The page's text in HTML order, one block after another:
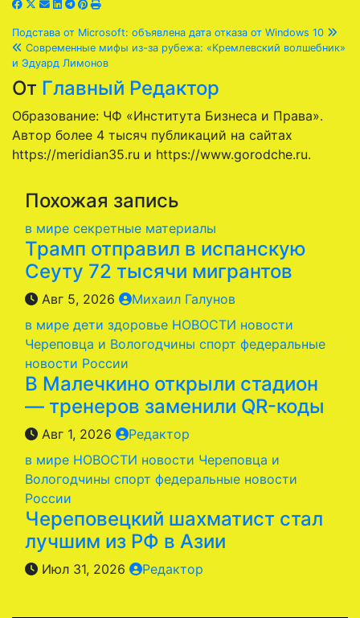
Навигация
по
записям
Подстава от Microsoft: объявлена дата отказа от Windows 10
Современные мифы из-за рубежа: «Кремлевский волшебник»
и Эдуард Лимонов
От Главный Редактор
Образование: ЧФ «Института Бизнеса и Права».
Автор более 4 тысяч публикаций на сайтах
https://meridian35.ru и https://www.gorodche.ru.
Похожая запись
в мире секретные материалы
Трамп отправил в испанскую
Сеуту 72 тысячи мигрантов
Авг 5, 2026
Михаил Галунов
в мире дети здоровье НОВОСТИ новости
Череповца и Вологодчины спорт федеральные
новости России
В Малечкино открыли стадион
— тренеров заменили QR-коды
Авг 1, 2026
Редактор
в мире НОВОСТИ новости Череповца и
Вологодчины спорт федеральные новости
России
Череповецкий шахматист стал
лучшим из РФ в Азии
Июл 31, 2026 Редактор